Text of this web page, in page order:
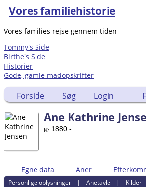
Vores familiehistorie
Vores families rejse gennem tiden
Tommy's Side
Birthe's Side
Historier
Gode, gamle madopskrifter
Forside Søg Login
Ane Kathrine
1880 -
Egne data Aner
Personlige oplysninger |Anetavle | Kilder